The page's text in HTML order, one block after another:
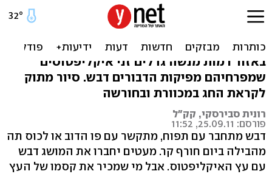
דבורה ואיקליפטוס בכפר
פינס: רומן סוער ומזמזם
באזור רמות מנשה גדלים זני איקליפטוסים
שמפרחיהם מפיקות הדבורים דבש. סיור מתוק
לקראת החג במכוורת ובחורשה
רונית סבירסקי, קק"ל
פורסם: 25.09.11, 11:52
דבש מתחבר עם תפוח, מתקשר עם פו הדוב או לכוס תה
מהבילה ביום חורף קר. מעטים יחברו את המושג דבש
עם עץ האיקליפטוס. אבל מי שמכיר את קסמו של העץ